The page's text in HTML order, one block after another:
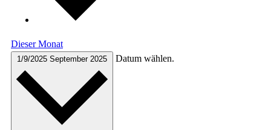
Dieser Monat
1/9/2025 September 2025 Datum wählen.